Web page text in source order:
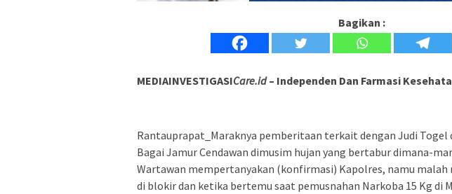
Bagikan :
MEDIAINVESTIGASICare.id– Independen Dan Farmasi
Rantauprapat_Maraknya pemberitaan terkait dengan Judi Togel
Bagai Jamur Cendawan dimusim hujan yang bertabur dimana-
Wartawan mempertanyakan (konfirmasi) Kapolres, namu malah
di blokir dan ketika bertemu saat pemusnahan Narkoba 15 Kg di